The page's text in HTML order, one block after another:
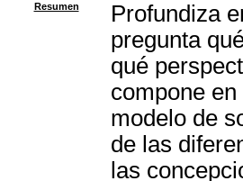
Resumen
Profundiza
pregunta
qué
compone
modelo de
de las
las